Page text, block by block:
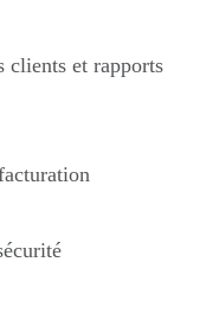
clients et rapports